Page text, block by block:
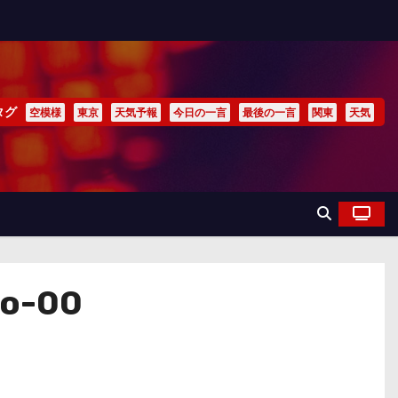
グ 空模様 東京 天気予報 今日の一言 最後の一言 関東 天気
00